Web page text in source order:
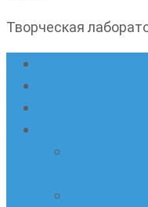
Творческая